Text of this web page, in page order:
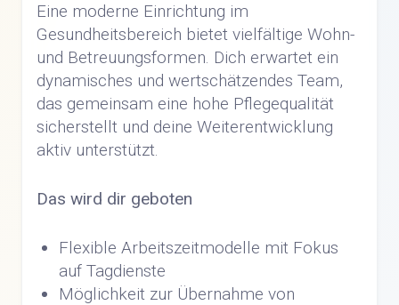
Eine moderne Einrichtung im
Gesundheitsbereich bietet vielfältige Wohn-
und Betreuungsformen. Dich erwartet ein
dynamisches und wertschätzendes Team,
das gemeinsam eine hohe Pflegequalität
sicherstellt und deine Weiterentwicklung
aktiv unterstützt.
Das wird dir geboten
Flexible Arbeitszeitmodelle mit Fokus
auf Tagdienste
Möglichkeit zur Übernahme von